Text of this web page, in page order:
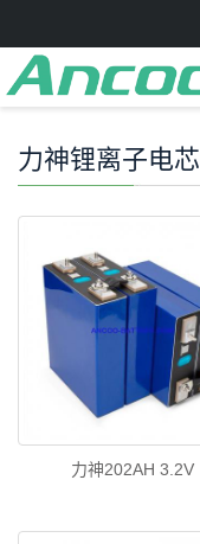
力神锂离子电芯
力神202AH 3.2V